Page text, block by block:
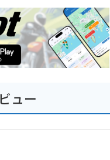
らまき バラマキ
業 入学 新生活 ハ
ウィン 母の日 父
日 贈り物 お返し
わいい きれい 軽
沢ファーマーズギ
ュー